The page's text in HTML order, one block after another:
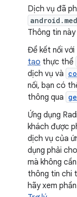
Dịch vụ đã
Thông tin
Để kết nối
tạo thực thể
dịch vụ và
nối, bạn có
thông qua
Ứng dụng
khách được
dịch vụ của
dụng phải
mà không
thông tin chi
hãy xem phần